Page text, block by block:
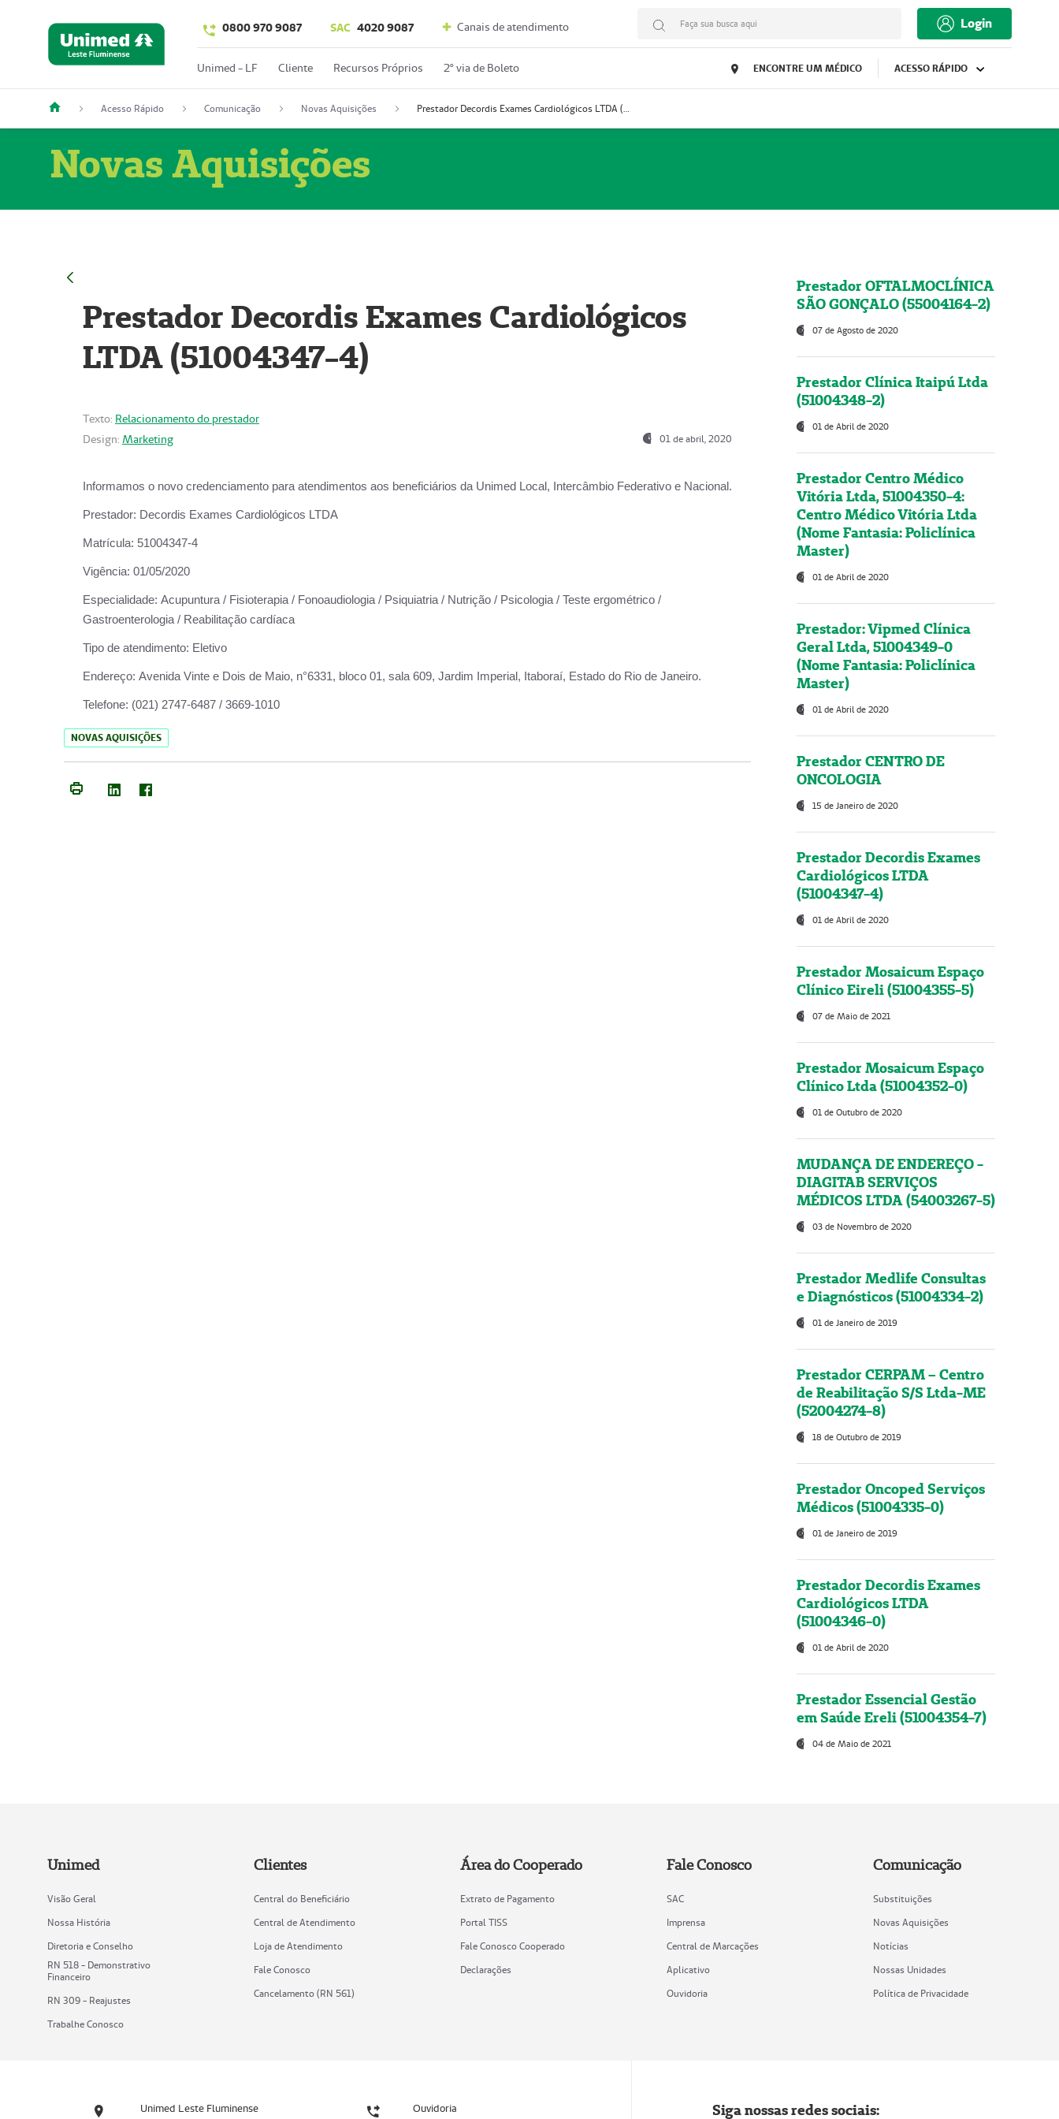
0800 970 9087 SAC 4020 9087 Canais de atendimento Faça sua busca aqui Login
Unimed - LF Cliente Recursos Próprios 2º via de Boleto ENCONTRE UM MÉDICO ACESSO RÁPIDO
Acesso Rápido Comunicação Novas Aquisições Prestador Decordis Exames Cardiológicos LTDA (51004347-4)
Novas Aquisições
Prestador Decordis Exames Cardiológicos
LTDA (51004347-4)
Texto: Relacionamento do prestador
Design: Marketing 01 de abril, 2020
Informamos o novo credenciamento para atendimentos aos beneficiários da Unimed Local, Intercâmbio Federativo e Nacional.
Prestador: Decordis Exames Cardiológicos LTDA
Matrícula: 51004347-4
Vigência: 01/05/2020
Especialidade: Acupuntura / Fisioterapia / Fonoaudiologia / Psiquiatria / Nutrição / Psicologia / Teste ergométrico /
Gastroenterologia / Reabilitação cardíaca
Tipo de atendimento: Eletivo
Endereço: Avenida Vinte e Dois de Maio, n°6331, bloco 01, sala 609, Jardim Imperial, Itaboraí, Estado do Rio de Janeiro.
Telefone: (021) 2747-6487 / 3669-1010
NOVAS AQUISIÇÕES
Prestador OFTALMOCLÍNICA
SÃO GONÇALO (55004164-2)
07 de Agosto de 2020
Prestador Clínica Itaipú Ltda
(51004348-2)
01 de Abril de 2020
Prestador Centro Médico
Vitória Ltda, 51004350-4:
Centro Médico Vitória Ltda
(Nome Fantasia: Policlínica
Master)
01 de Abril de 2020
Prestador: Vipmed Clínica
Geral Ltda, 51004349-0
(Nome Fantasia: Policlínica
Master)
01 de Abril de 2020
Prestador CENTRO DE
ONCOLOGIA
15 de Janeiro de 2020
Prestador Decordis Exames
Cardiológicos LTDA
(51004347-4)
01 de Abril de 2020
Prestador Mosaicum Espaço
Clínico Eireli (51004355-5)
07 de Maio de 2021
Prestador Mosaicum Espaço
Clínico Ltda (51004352-0)
01 de Outubro de 2020
MUDANÇA DE ENDEREÇO -
DIAGITAB SERVIÇOS
MÉDICOS LTDA (54003267-5)
03 de Novembro de 2020
Prestador Medlife Consultas
e Diagnósticos (51004334-2)
01 de Janeiro de 2019
Prestador CERPAM – Centro
de Reabilitação S/S Ltda-ME
(52004274-8)
18 de Outubro de 2019
Prestador Oncoped Serviços
Médicos (51004335-0)
01 de Janeiro de 2019
Prestador Decordis Exames
Cardiológicos LTDA
(51004346-0)
01 de Abril de 2020
Prestador Essencial Gestão
em Saúde Ereli (51004354-7)
04 de Maio de 2021
Unimed
Visão Geral
Nossa História
Diretoria e Conselho
RN 518 - Demonstrativo
Financeiro
RN 309 - Reajustes
Trabalhe Conosco
Clientes
Central do Beneficiário
Central de Atendimento
Loja de Atendimento
Fale Conosco
Cancelamento (RN 561)
Área do Cooperado
Extrato de Pagamento
Portal TISS
Fale Conosco Cooperado
Declarações
Fale Conosco
SAC
Imprensa
Central de Marcações
Aplicativo
Ouvidoria
Comunicação
Substituições
Novas Aquisições
Notícias
Nossas Unidades
Política de Privacidade
Unimed Leste Fluminense Ouvidoria Siga nossas redes sociais: